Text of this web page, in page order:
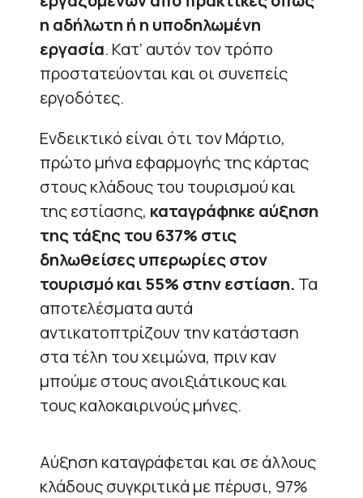
η αδήλωτη ή η υποδηλωμένη
εργασία. Κατ’ αυτόν τον τρόπο
προστατεύονται και οι συνεπείς
εργοδότες.
Ενδεικτικό είναι ότι τον Μάρτιο,
πρώτο μήνα εφαρμογής της κάρτας
στους κλάδους του τουρισμού και
της εστίασης, καταγράφηκε αύξηση
της τάξης του 637% στις
δηλωθείσες υπερωρίες στον
τουρισμό και 55% στην εστίαση. Τα
αποτελέσματα αυτά
αντικατοπτρίζουν την κατάσταση
στα τέλη του χειμώνα, πριν καν
μπούμε στους ανοιξιάτικους και
τους καλοκαιρινούς μήνες.
Αύξηση καταγράφεται και σε άλλους
κλάδους συγκριτικά με πέρυσι, 97%